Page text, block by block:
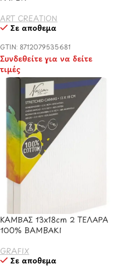
ART CREATION
Σε απόθεμα
GTIN: 8712079535681
Συνδεθείτε για να δείτε
τιμές
ΚΑΜΒΑΣ 13x18cm 2 ΤΕΛΑΡΑ
100% ΒΑΜΒΑΚΙ
GRAFIX
Σε απόθεμα